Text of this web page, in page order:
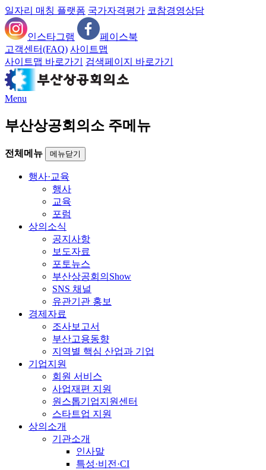
일자리 매칭 플랫폼 국가자격평가 코참경영상담
인스타그램
페이스북
고객센터(FAQ) 사이트맵
사이트맵 바로가기
검색페이지 바로가기
Menu
부산상공회의소 주메뉴
전체메뉴 메뉴닫기
행사·교육
행사
교육
포럼
상의소식
공지사항
보도자료
포토뉴스
부산상공회의Show
SNS 채널
유관기관 홍보
경제자료
조사보고서
부산고용동향
지역별 핵심 산업과 기업
기업지원
회원 서비스
사업재편 지원
원스톱기업지원센터
스타트업 지원
상의소개
기관소개
인사말
특성·비전·CI